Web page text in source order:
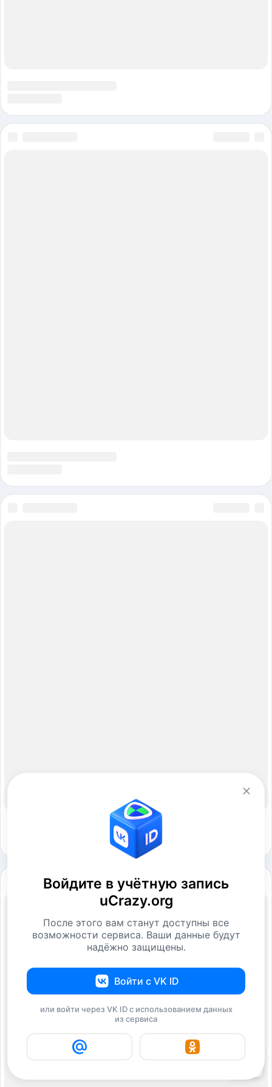
Войдите в учётную запись
uCrazy.org
После этого вам станут доступны все
возможности сервиса. Ваши данные будут
надёжно защищены.
Войти с VK ID
или войти через VK ID с использованием данных
из сервиса